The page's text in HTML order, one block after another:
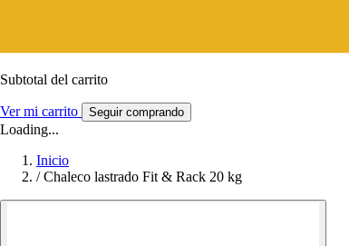
Subtotal del carrito
Ver mi carrito Seguir comprando
Loading...
Inicio
/ Chaleco lastrado Fit & Rack 20 kg